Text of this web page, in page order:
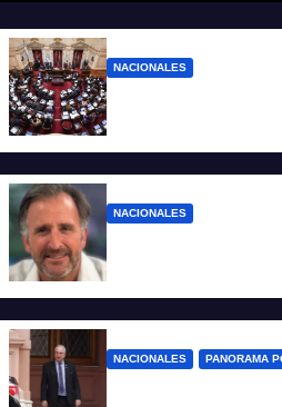
NACIONALES
corre riesgo de
NACIONALES
que vende tierras
NACIONALES PANORAMA